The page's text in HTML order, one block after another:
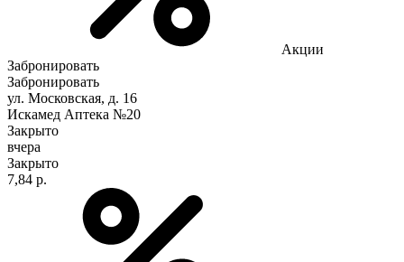
Акции
Забронировать
Забронировать
ул. Московская, д. 16
Искамед Аптека №20
Закрыто
вчера
Закрыто
7,84 р.